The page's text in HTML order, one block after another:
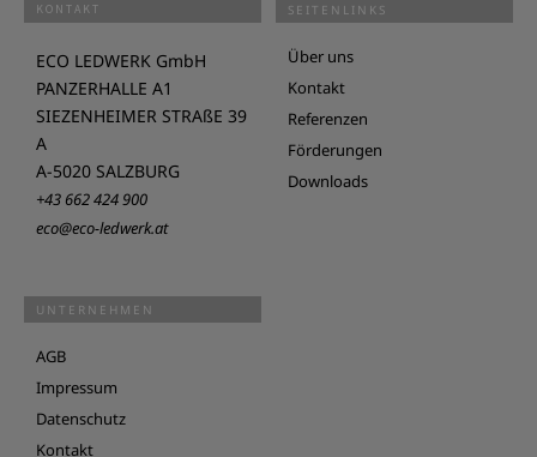
KONTAKT
ECO LEDWERK GmbH
PANZERHALLE A1
SIEZENHEIMER STRAßE 39
A
A-5020 SALZBURG
+43 662 424 900
eco@eco-ledwerk.at
SEITENLINKS
Über uns
Kontakt
Referenzen
Förderungen
Downloads
UNTERNEHMEN
AGB
Impressum
Datenschutz
Kontakt